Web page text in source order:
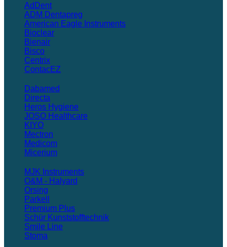
AdDent
ADM Dentapreg
American Eagle Instruments
Bioclear
Bienair
Bisco
Centrix
ContacEZ
Dabamed
Directa
Heros Hygiene
JOSO Healthcare
KIYO
Mectron
Medicom
Micerium
MJK Instruments
O&M - Halyard
Orsing
Parkell
Premium Plus
Schür Kunststofftechnik
Smile Line
Stoma